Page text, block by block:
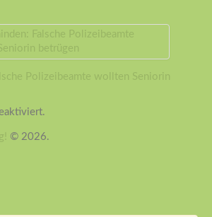
Polizeibeamte wollten Seniorin
© 2026.